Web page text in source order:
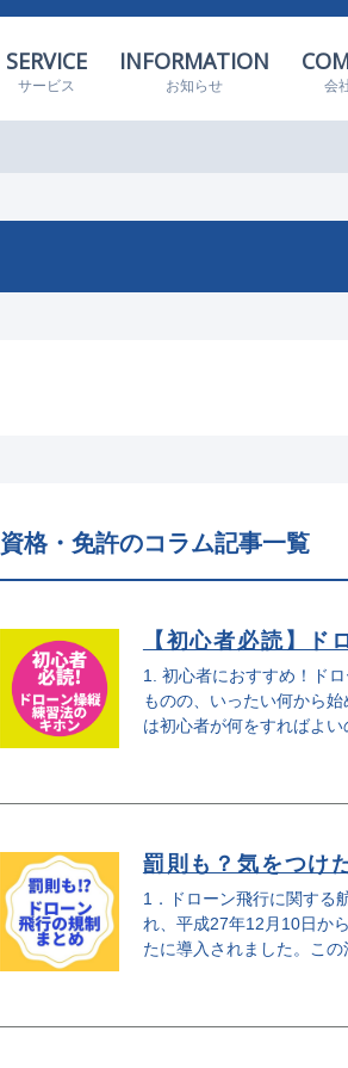
SERVICE
サービス
INFORMATION
お知らせ 会
資格・免許のコラム記事一覧
【初心者必読】ド
1. 初心者におすすめ！ド
ものの、いったい何から
は初心者が何をすればよい
罰則も？気をつけ
1．ドローン飛行に関する
れ、平成27年12月10日か
たに導入されました。この